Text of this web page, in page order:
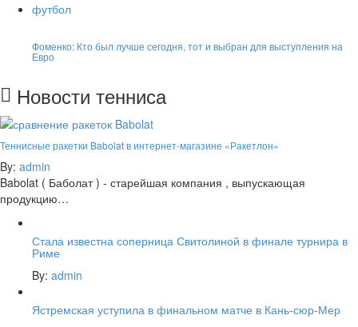
футбол
Фоменко: Кто был лучше сегодня, тот и выбран для выступления на
Евро
Новости тенниса
Теннисные ракетки Babolat в интернет-магазине «Ракетлон»
By: admin
Babolat ( Баболат ) - старейшая компания , выпускающая
продукцию…
Стала известна соперница Свитолиной в финале турнира в
Риме
By: admin
Ястремская уступила в финальном матче в Кань-сюр-Мер